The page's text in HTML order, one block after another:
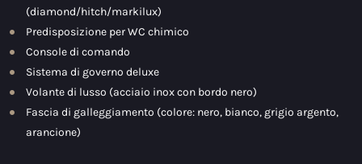
(diamond/hitch/markilux)
Predisposizione per WC chimico
Console di comando
Sistema di governo deluxe
Volante di lusso (acciaio inox con bordo nero)
Fascia di galleggiamento (colore: nero, bianco, grigio argento,
arancione)